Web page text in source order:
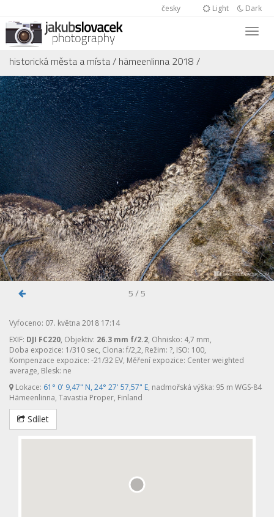
česky Light Dark
historická města a místa/ hämeenlinna 2018 /
5 / 5
Vyfoceno: 07. května 2018 17:14
EXIF: DJI FC220, Objektiv: 26.3 mm f/2.2, Ohnisko: 4,7 mm,
Doba expozice: 1/310 sec, Clona: f/2,2, Režim: ?, ISO: 100,
Kompenzace expozice: -21/32 EV, Měření expozice: Center weighted
average, Blesk: ne
Lokace: 61° 0' 9,47" N, 24° 27' 57,57" E, nadmořská výška: 95 m WGS-84
Hämeenlinna, Tavastia Proper, Finland
Sdílet